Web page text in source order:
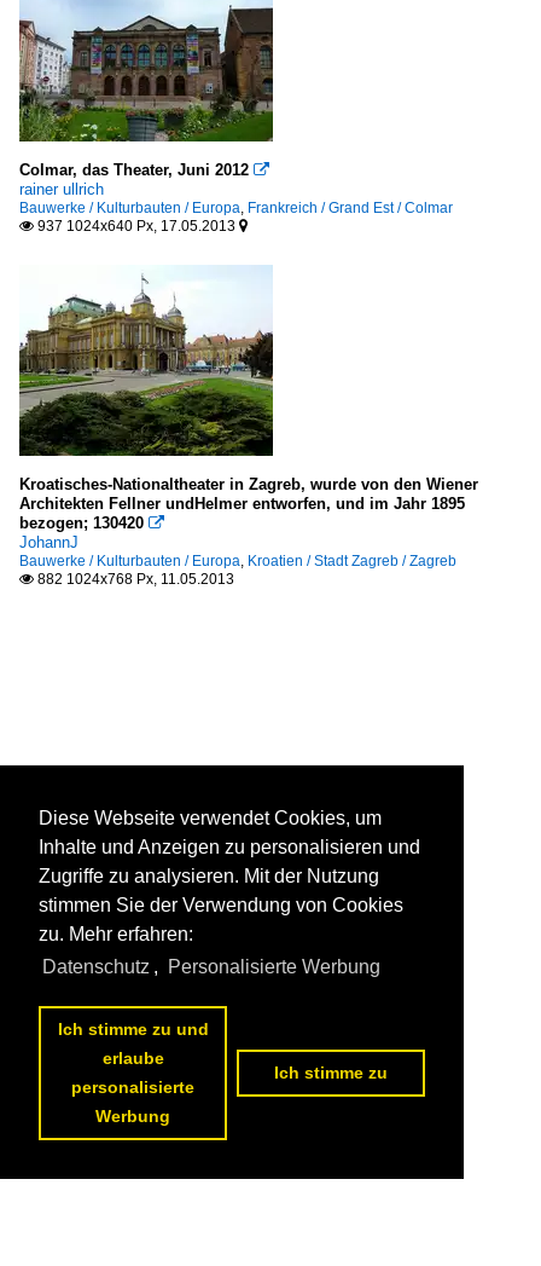
Colmar, das Theater, Juni 2012 
rainer ullrich
Bauwerke / Kulturbauten / Europa, Frankreich / Grand Est / Colmar
 937 1024x640 Px, 17.05.2013 
Kroatisches-Nationaltheater in Zagreb, wurde von den Wiener
Architekten Fellner undHelmer entworfen, und im Jahr 1895
bezogen; 130420 
JohannJ
Bauwerke / Kulturbauten / Europa, Kroatien / Stadt Zagreb / Zagreb
 882 1024x768 Px, 11.05.2013
Diese Webseite verwendet Cookies, um
Inhalte und Anzeigen zu personalisieren und
Zugriffe zu analysieren. Mit der Nutzung
stimmen Sie der Verwendung von Cookies
zu. Mehr erfahren:
Datenschutz , Personalisierte Werbung
Ich stimme zu und
erlaube
personalisierte
Werbung
Ich stimme zu